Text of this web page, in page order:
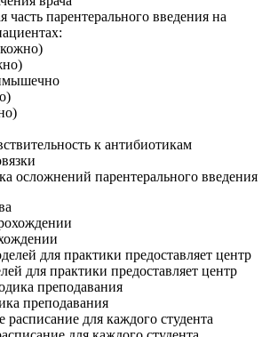
часть парентерального введения на
к антибиотикам
осложнений парентерального введения
для практики предоставляет центр
преподавания